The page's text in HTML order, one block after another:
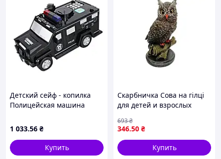
Детский сейф - копилка
Полицейская машина
замком и отпечатком
пальца
1 033.56 ₴
Купить
Скарбничка Сова на гілці
для детей и взрослых
хранения монет
346.50 ₴
693₴
Купить